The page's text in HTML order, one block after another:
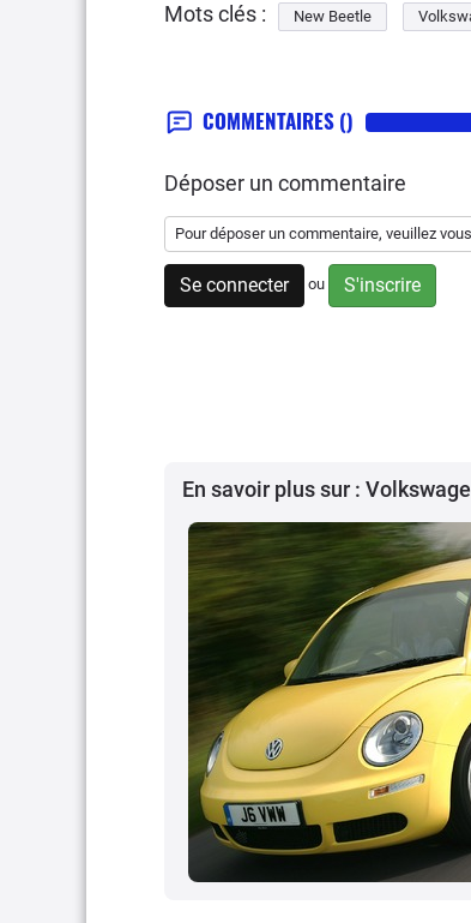
Mots clés : New Beetle
COMMENTAIRES ()
Déposer un commentaire
Pour déposer un commentaire, veuillez vous
Se connecter ou S'inscrire
En savoir plus sur :